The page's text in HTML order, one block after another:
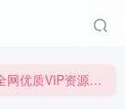
程等，长期更新各大精品创业项目！
教程等，长期更新各大精品创业项目！